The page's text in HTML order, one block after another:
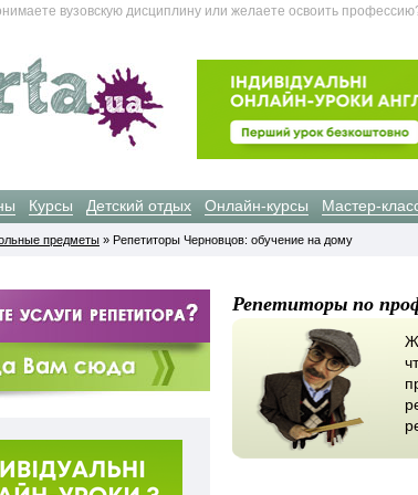
вузовскую дисциплину или желаете освоить
Курсы Детский отдых Онлайн-курсы Мастер-
предметы » Репетиторы Черновцов: обучение на дому
Репетиторы по